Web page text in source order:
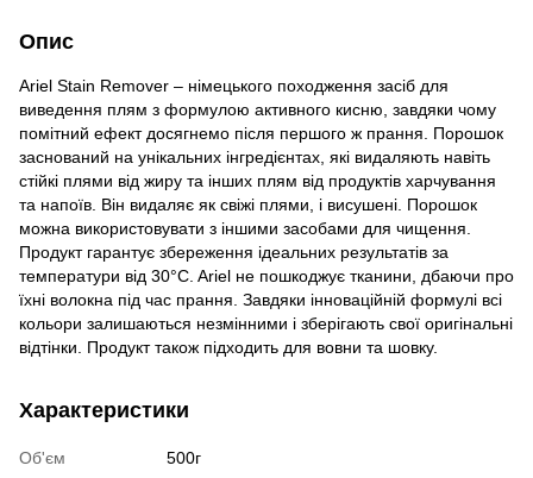
Опис
Ariel Stain Remover – німецького походження засіб для
виведення плям з формулою активного кисню, завдяки чому
помітний ефект досягнемо після першого ж прання. Порошок
заснований на унікальних інгредієнтах, які видаляють навіть
стійкі плями від жиру та інших плям від продуктів харчування
та напоїв. Він видаляє як свіжі плями, і висушені. Порошок
можна використовувати з іншими засобами для чищення.
Продукт гарантує збереження ідеальних результатів за
температури від 30°C. Ariel не пошкоджує тканини, дбаючи про
їхні волокна під час прання. Завдяки інноваційній формулі всі
кольори залишаються незмінними і зберігають свої оригінальні
відтінки. Продукт також підходить для вовни та шовку.
Характеристики
Об'єм
500г